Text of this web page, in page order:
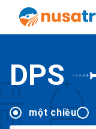
DPS
một chiều